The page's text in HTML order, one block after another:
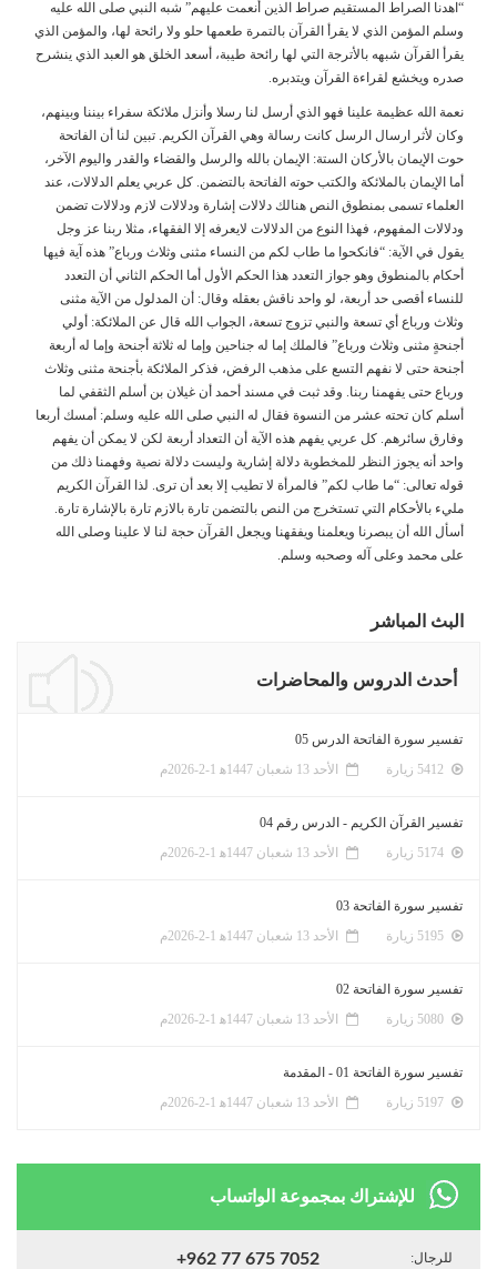
“اهدنا الصراط المستقيم صراط الذين أنعمت عليهم” شبه النبي صلى الله عليه
وسلم المؤمن الذي لا يقرأ القرآن بالتمرة طعمها حلو ولا رائحة لها، والمؤمن الذي
يقرأ القرآن شبهه بالأترجة التي لها رائحة طيبة، أسعد الخلق هو العبد الذي ينشرح
صدره ويخشع لقراءة القرآن ويتدبره.
نعمة الله عظيمة علينا فهو الذي أرسل لنا رسلا وأنزل ملائكة سفراء بيننا وبينهم،
وكان لأثر ارسال الرسل كانت رسالة وهي القرآن الكريم. تبين لنا أن الفاتحة
حوت الإيمان بالأركان الستة: الإيمان بالله والرسل والقضاء والقدر واليوم الآخر،
أما الإيمان بالملائكة والكتب حوته الفاتحة بالتضمن. كل عربي يعلم الدلالات، عند
العلماء تسمى بمنطوق النص هنالك دلالات إشارة ودلالات لازم ودلالات تضمن
ودلالات المفهوم، فهذا النوع من الدلالات لايعرفه إلا الفقهاء، مثلا ربنا عز وجل
يقول في الآية: “فانكحوا ما طاب لكم من النساء مثنى وثلاث ورباع” هذه آية فيها
أحكام بالمنطوق وهو جواز التعدد هذا الحكم الأول أما الحكم الثاني أن التعدد
للنساء أقصى حد أربعة، لو واحد ناقش بعقله وقال: أن المدلول من الآية مثنى
وثلاث ورباع أي تسعة والنبي تزوج تسعة، الجواب الله قال عن الملائكة: أولي
أجنحةٍ مثنى وثلاث ورباع” فالملك إما له جناحين وإما له ثلاثة أجنحة وإما له أربعة
أجنحة حتى لا نفهم التسع على مذهب الرفض، فذكر الملائكة بأجنحة مثنى وثلاث
ورباع حتى يفهمنا ربنا. وقد ثبت في مسند أحمد أن غيلان بن أسلم الثقفي لما
أسلم كان تحته عشر من النسوة فقال له النبي صلى الله عليه وسلم: أمسك أربعا
وفارق سائرهم. كل عربي يفهم هذه الآية أن التعداد أربعة لكن لا يمكن أن يفهم
واحد أنه يجوز النظر للمخطوبة دلالة إشارية وليست دلالة نصية وفهمنا ذلك من
قوله تعالى: “ما طاب لكم” فالمرأة لا تطيب إلا بعد أن ترى. لذا القرآن الكريم
مليء بالأحكام التي تستخرج من النص بالتضمن تارة بالازم تارة بالإشارة تارة.
أسأل الله أن يبصرنا ويعلمنا ويفقهنا ويجعل القرآن حجة لنا لا علينا وصلى الله
على محمد وعلى آله وصحبه وسلم.
البث المباشر
أحدث الدروس والمحاضرات
تفسير سورة الفاتحة الدرس 05
الأحد 13 شعبان 1447ﻫ 1-2-2026م
تفسير القرآن الكريم - الدرس رقم 04
الأحد 13 شعبان 1447ﻫ 1-2-2026م
تفسير سورة الفاتحة 03
الأحد 13 شعبان 1447ﻫ 1-2-2026م
تفسير سورة الفاتحة 02
الأحد 13 شعبان 1447ﻫ 1-2-2026م
تفسير سورة الفاتحة 01 - المقدمة
الأحد 13 شعبان 1447ﻫ 1-2-2026م
للإشتراك بمجموعة الواتساب
للرجال: +962 77 675 7052